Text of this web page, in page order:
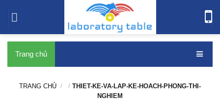
bàn thí nghiệm
Trang chủ
TRANG CHỦ / / THIET-KE-VA-LAP-KE-HOACH-PHONG-THI-
NGHIEM